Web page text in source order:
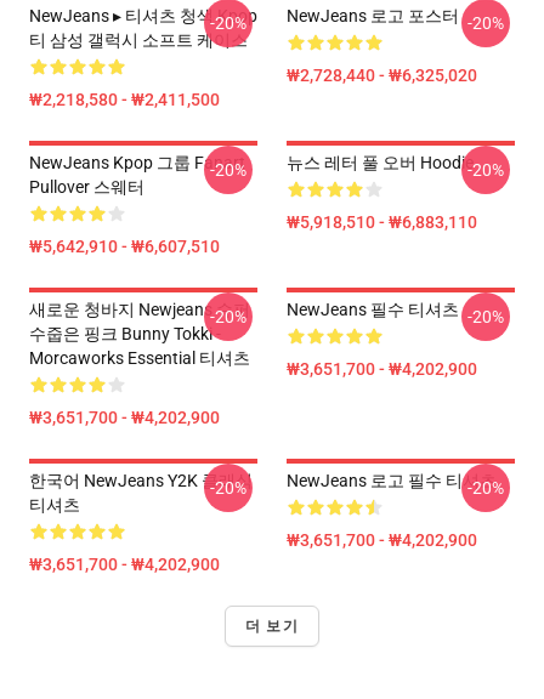
NewJeans ▸ 티셔츠 청색 Kpop
티 삼성 갤럭시 소프트 케이스
₩2,218,580 - ₩2,411,500
-20% NewJeans 로고 포스터
₩2,728,440 - ₩6,325,020
-20%
NewJeans Kpop 그룹 Fanart
Pullover 스웨터
₩5,642,910 - ₩6,607,510
-20% 뉴스 레터 풀 오버 Hoodie
₩5,918,510 - ₩6,883,110
-20%
새로운 청바지 Newjeans 슈퍼
수줍은 핑크 Bunny Tokki -
Morcaworks Essential 티셔츠
₩3,651,700 - ₩4,202,900
-20% NewJeans 필수 티셔츠
₩3,651,700 - ₩4,202,900
-20%
한국어 NewJeans Y2K 클래식
티셔츠
₩3,651,700 - ₩4,202,900
-20% NewJeans 로고 필수 티셔츠
₩3,651,700 - ₩4,202,900
-20%
더 보기